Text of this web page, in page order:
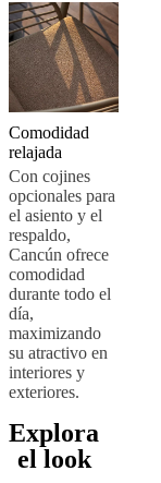
ProgramProjects
and
news
Comodidad
relajada
Con cojines
opcionales para
el asiento y el
respaldo,
Cancún ofrece
comodidad
durante todo el
día,
maximizando
su atractivo en
interiores y
exteriores.
Explora
el look